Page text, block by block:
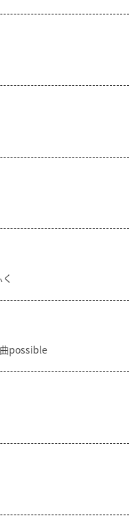
possible